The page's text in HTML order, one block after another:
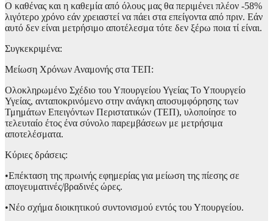
Ο καθένας και η καθεμία από όλους μας θα περιμένει πλέον -58%
λιγότερο χρόνο εάν χρειαστεί να πάει στα επείγοντα από πριν. Εάν
αυτό δεν είναι μετρήσιμο αποτέλεσμα τότε δεν ξέρω ποια τί είναι.
Συγκεκριμένα:
Μείωση Χρόνων Αναμονής στα ΤΕΠ:
Ολοκληρωμένο Σχέδιο του Υπουργείου Υγείας Το Υπουργείο
Υγείας, ανταποκρινόμενο στην ανάγκη αποσυμφόρησης των
Τμημάτων Επειγόντων Περιστατικών (ΤΕΠ), υλοποίησε το
τελευταίο έτος ένα σύνολο παρεμβάσεων με μετρήσιμα
αποτελέσματα.
Κύριες δράσεις:
•Επέκταση της πρωινής εφημερίας για μείωση της πίεσης σε
απογευματινές/βραδινές ώρες.
•Νέο σχήμα διοικητικού συντονισμού εντός του Υπουργείου.